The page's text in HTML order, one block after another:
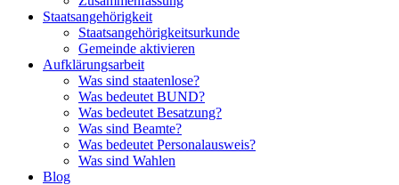
Staatsangehörigkeit
Staatsangehörigkeitsurkunde
Gemeinde aktivieren
Aufklärungsarbeit
Was sind staatenlose?
Was bedeutet BUND?
Was bedeutet Besatzung?
Was sind Beamte?
Was bedeutet Personalausweis?
Was sind Wahlen
Blog